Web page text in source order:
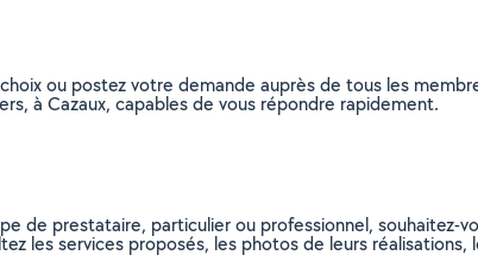
ou postez votre demande auprès de tous les
à Cazaux, capables de vous répondre rapidement.
de prestataire, particulier ou professionnel, souhaitez-
les services proposés, les photos de leurs réalisations,